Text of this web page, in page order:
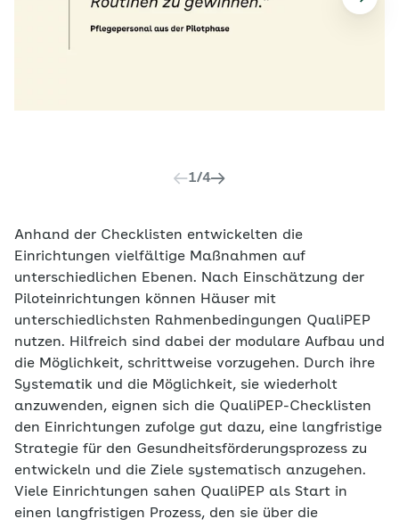
1/4
Anhand der Checklisten entwickelten die
Einrichtungen vielfältige Maßnahmen auf
unterschiedlichen Ebenen. Nach Einschätzung der
Piloteinrichtungen können Häuser mit
unterschiedlichsten Rahmenbedingungen QualiPEP
nutzen. Hilfreich sind dabei der modulare Aufbau und
die Möglichkeit, schrittweise vorzugehen. Durch ihre
Systematik und die Möglichkeit, sie wiederholt
anzuwenden, eignen sich die QualiPEP-Checklisten
den Einrichtungen zufolge gut dazu, eine langfristige
Strategie für den Gesundheitsförderungsprozess zu
entwickeln und die Ziele systematisch anzugehen.
Viele Einrichtungen sahen QualiPEP als Start in
einen langfristigen Prozess, den sie über die